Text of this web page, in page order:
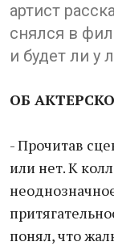
артист
снялся в
и будет ли у
ОБ
- Прочитав
или нет. К
понял, что